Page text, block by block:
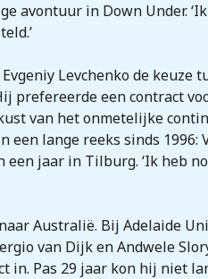
avontuur in Down Under.
Levchenko de
prefereerde een contract
van het onmetelijke
lange reeks sinds
een jaar in Tilburg. ‘Ik
Australië. Bij Adelaide
van Dijk en Andwele
in. Pas 29 jaar kon hij niet